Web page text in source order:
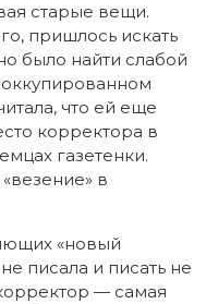
старые вещи.
пришлось искать
было найти слабой
что ей еще
корректора в
газетенки.
в
«новый
писала и писать не
— самая